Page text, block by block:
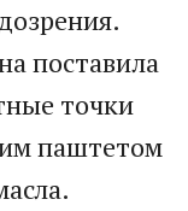
поставила
точки
паштетом